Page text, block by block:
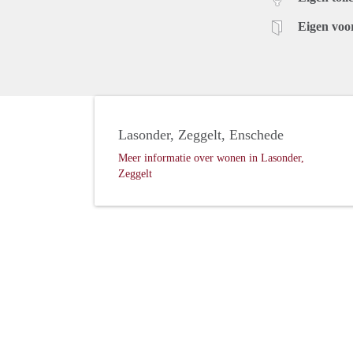
Eigen
Lasonder, Zeggelt, Enschede
Meer informatie over wonen in Lasonder,
Zeggelt